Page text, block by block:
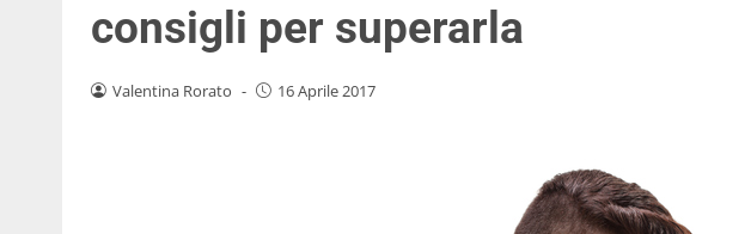
consigli per superarla
Valentina Rorato - 16 Aprile 2017